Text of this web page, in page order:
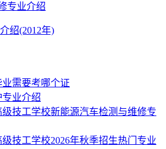
专业介绍
绍(2012年)
需要考哪个证
业介绍
技工学校新能源汽车检测与维修专
技工学校2026年秋季招生热门专业